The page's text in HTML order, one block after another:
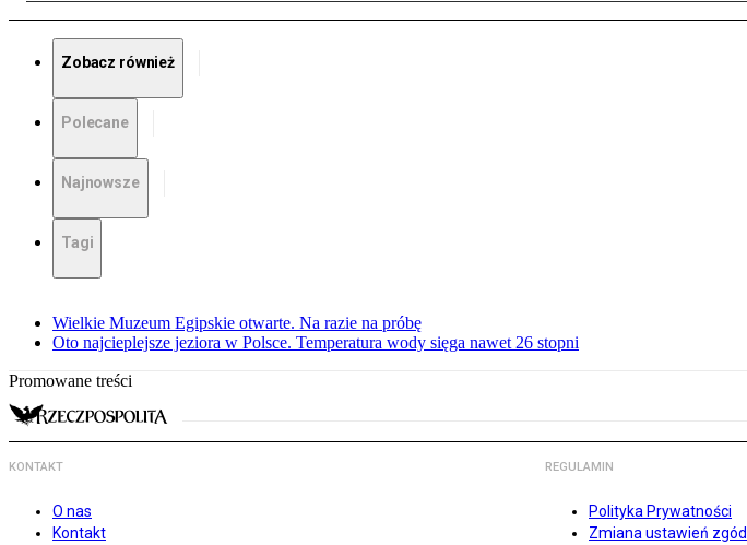
Zobacz również
Polecane
Najnowsze
Tagi
Wielkie Muzeum Egipskie otwarte. Na razie na próbę
Oto najcieplejsze jeziora w Polsce. Temperatura wody sięga nawet 26 stopni
Promowane treści
KONTAKT
O nas
Kontakt
REGULAMIN
Polityka Prywatności
Zmiana ustawień zgód